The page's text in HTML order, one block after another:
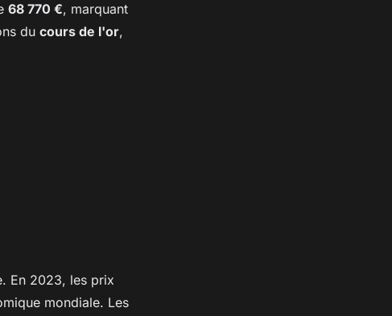
68 770 €, marquant
du cours de l'or,
En 2023, les prix
mondiale. Les